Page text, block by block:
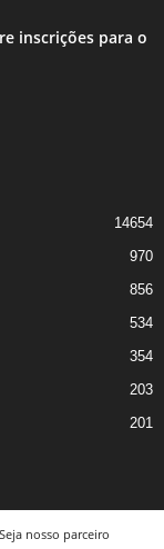
inscrições para o
14654
970
856
534
354
203
201
Seja nosso parceiro